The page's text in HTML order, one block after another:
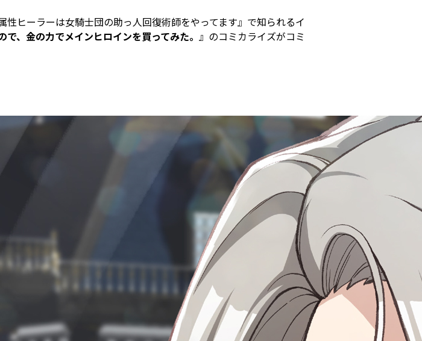
ヒーラーは女騎士団の助っ人回復術師をやってます』で知られるイ
、金の力でメインヒロインを買ってみた。 』のコミカライズがコミ